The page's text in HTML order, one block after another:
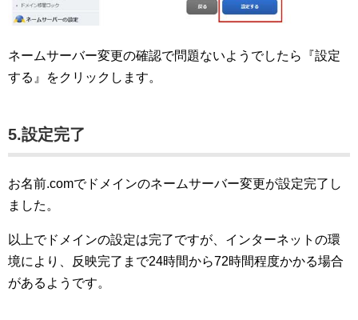
ネームサーバー変更の確認で問題ないようでしたら『設定
する』をクリックします。
5.設定完了
お名前.comでドメインのネームサーバー変更が設定完了し
ました。
以上でドメインの設定は完了ですが、インターネットの環
境により、反映完了まで24時間から72時間程度かかる場合
があるようです。